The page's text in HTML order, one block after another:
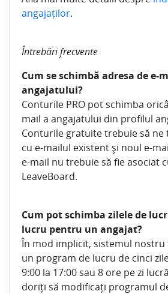
angajaților.
Întrebări frecvente
Cum se schimbă adresa de e-
angajatului?
Conturile PRO pot schimba
mail a angajatului din profilul
Conturile gratuite trebuie să ne
cu e-mailul existent și noul e-
e-mail nu trebuie să fie asociat
LeaveBoard.
Cum pot schimba zilele de
lucru pentru un angajat?
În mod implicit, sistemul nostru
un program de lucru de cinci
9:00 la 17:00 sau 8 ore pe zi
doriți să modificați programul